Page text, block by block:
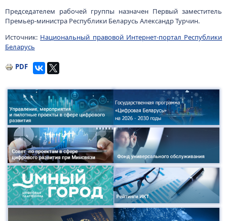
Председателем рабочей группы назначен Первый заместитель
Премьер-министра Республики Беларусь Александр Турчин.
Источник: Национальный правовой Интернет-портал Республики
Беларусь
PDF